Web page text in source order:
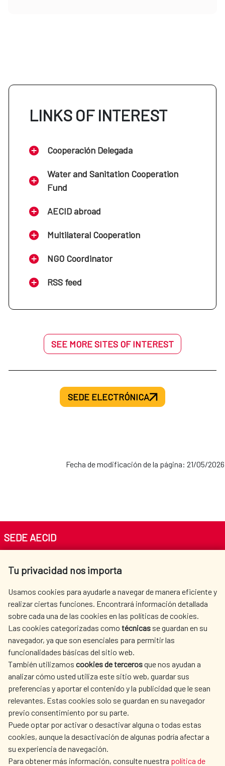
LINKS OF INTEREST
Cooperación Delegada
Water and Sanitation Cooperation
Fund
AECID abroad
Multilateral Cooperation
NGO Coordinator
RSS feed
SEE MORE SITES OF INTEREST
SEDE ELECTRÓNICA
Fecha de modificación de la página: 21/05/2026
Tu privacidad nos importa
Usamos cookies para ayudarle a navegar de manera eficiente y
realizar ciertas funciones. Encontrará información detallada
sobre cada una de las cookies en las políticas de cookies.
Las cookies categorizadas como técnicas se guardan en su
navegador, ya que son esenciales para permitir las
funcionalidades básicas del sitio web.
También utilizamos cookies de tercerosque nos ayudan a
analizar cómo usted utiliza este sitio web, guardar sus
preferencias y aportar el contenido y la publicidad que le sean
relevantes. Estas cookies solo se guardan en su navegador
previo consentimiento por su parte.
Puede optar por activar o desactivar alguna o todas estas
cookies, aunque la desactivación de algunas podría afectar a
su experiencia de navegación.
Para obtener más información, consulte nuestra política de
SEDE AECID
Tel. +34 900 20 30 54​​​​​​​
AECID
WHERE DO WE COOPERATE?
SPANISH HUMANITARIAN
ACTION
PRESS ROOM
CULTURE AND SCIENCE LIBRARY
OUR SOCIAL MEDIA